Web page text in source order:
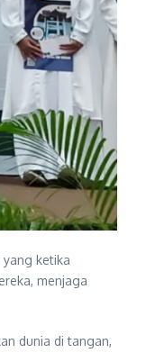
ketika
menjaga
dunia di tangan,